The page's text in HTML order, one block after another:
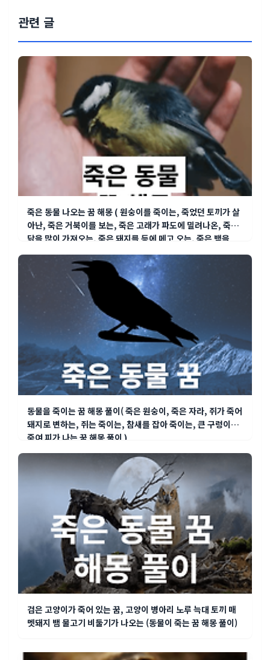
관련 글
죽은 동물 나오는 꿈 해몽 ( 원숭이를 죽이는, 죽었던 토끼가 살
아난, 죽은 거북이를 보는, 죽은 고래가 파도에 밀려나온, 죽은
닭을 많이 가져오는, 죽은 돼지를 등에 메고 오는, 죽은 뱀을
목..
동물을 죽이는 꿈 해몽 풀이( 죽은 원숭이, 죽은 자라, 쥐가 죽어
돼지로 변하는, 쥐는 죽이는, 참새를 잡아 죽이는, 큰 구렁이를
죽여 피가 나는 꿈 해몽 풀이 )
검은 고양이가 죽어 있는 꿈, 고양이 병아리 노루 늑대 토끼 매
멧돼지 뱀 물고기 비둘기가 나오는 (동물이 죽는 꿈 해몽 풀이)